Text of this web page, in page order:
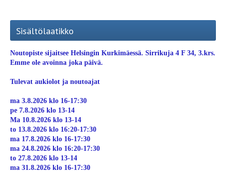
Sisältölaatikko
Noutopiste sijaitsee Helsingin Kurkimäessä. Sirrikuja 4 F 34, 3.krs.
Emme ole avoinna joka päivä.
Tulevat aukiolot ja noutoajat
ma 3.8.2026 klo 16-17:30
pe 7.8.2026 klo 13-14
Ma 10.8.2026 klo 13-14
to 13.8.2026 klo 16:20-17:30
ma 17.8.2026 klo 16-17:30
ma 24.8.2026 klo 16:20-17:30
to 27.8.2026 klo 13-14
ma 31.8.2026 klo 16-17:30